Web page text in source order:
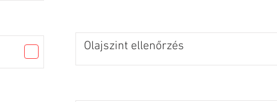
Olajszint ellenőrzés